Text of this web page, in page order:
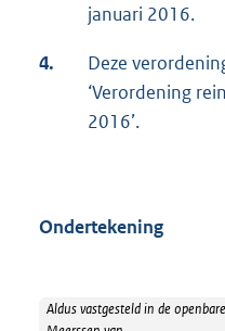
januari 2016.
4.
Deze
‘Verordening
2016’.
Ondertekening
Aldus vastgesteld in de